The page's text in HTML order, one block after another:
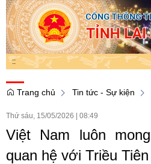
::
Trang chủ
Tin tức - Sự kiện
Thứ sáu, 15/05/2026 08:49
Việt Nam luôn
quan hệ với Triều Tiên